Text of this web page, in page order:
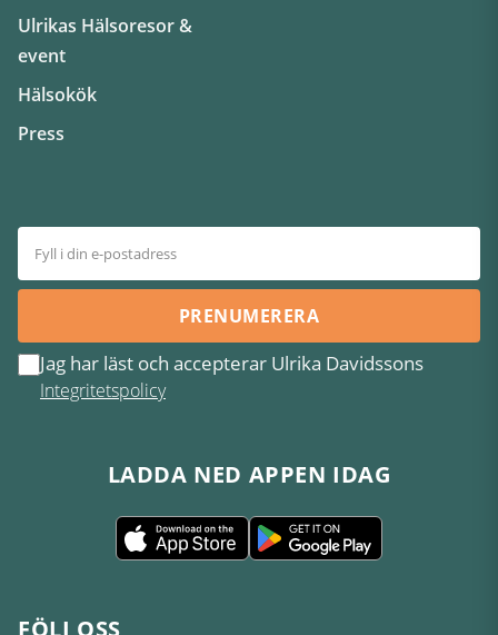
Ulrikas Hälsoresor &
event
Hälsokök
Press
PRENUMERERA
Jag har läst och accepterar Ulrika Davidssons
Integritetspolicy
LADDA NED APPEN IDAG
FÖLJ OSS